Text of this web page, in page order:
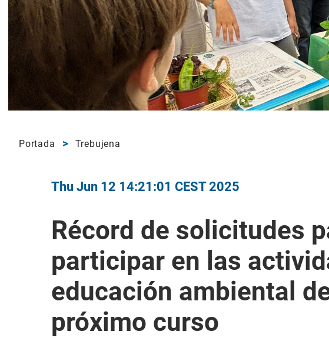
Portada Trebujena
Thu Jun 12 14:21:01 CEST 2025
Récord de solicitudes
participar en las
educación ambiental
próximo curso